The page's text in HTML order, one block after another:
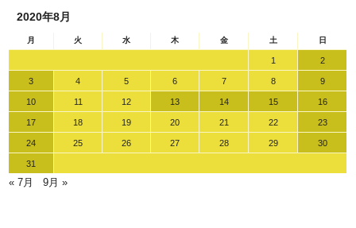
2020年8月
月 火 水 木 金 土 日
1 2
3 4 5 6 7 8 9
10 11 12 13 14 15 16
17 18 19 20 21 22 23
24 25 26 27 28 29 30
31
« 7月 9月 »